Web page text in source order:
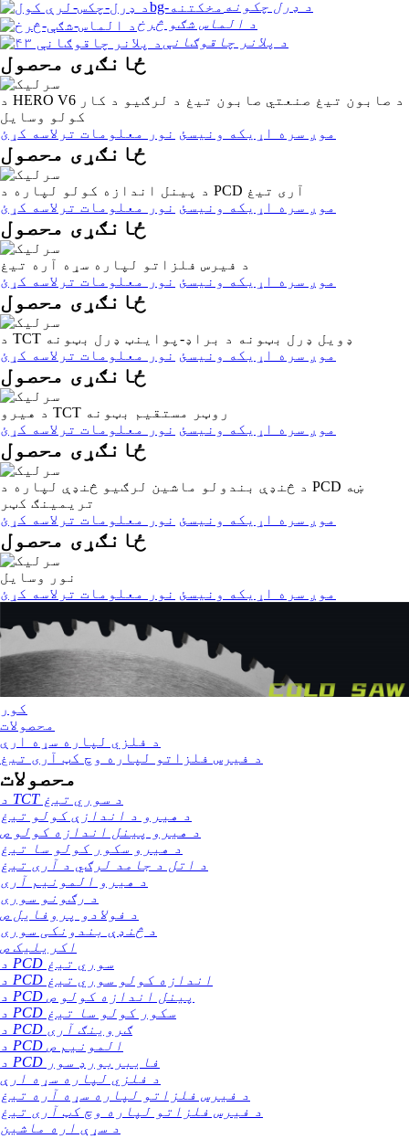
د ډرل چکونه
د الماس شګو څرخ
د پلانر چاقوګانې
ځانګړی محصول
د HERO V6 د صابون تیغ ​​صنعتي صابون تیغ ​​د لرګیو د کار
کولو وسایل
موږ سره اړیکه ونیسئ نور معلومات ترلاسه کړئ
ځانګړی محصول
د پینل اندازه کولو لپاره د PCD آری تیغ
موږ سره اړیکه ونیسئ نور معلومات ترلاسه کړئ
ځانګړی محصول
د فیرس فلزاتو لپاره سړه آره تیغ
موږ سره اړیکه ونیسئ نور معلومات ترلاسه کړئ
ځانګړی محصول
د TCT ډویل ډرل بټونه د براډ-پواینټ ډرل بټونه
موږ سره اړیکه ونیسئ نور معلومات ترلاسه کړئ
ځانګړی محصول
د هیرو TCT روټر مستقیم بټونه
موږ سره اړیکه ونیسئ نور معلومات ترلاسه کړئ
ځانګړی محصول
د څنډې بندولو ماشین لرګیو څنډې لپاره د PCD ښه
تریمینګ کټر
موږ سره اړیکه ونیسئ نور معلومات ترلاسه کړئ
ځانګړی محصول
نور وسایل
موږ سره اړیکه ونیسئ نور معلومات ترلاسه کړئ
کور
محصولات
د فلزي لپاره سړه ارې
د فیرس فلزاتو لپاره وچ کټ آری تیغ
محصولات
د TCT د سوري تیغ
د هیرو د اندازې کولو تیغ
د هیرو پینل اندازه کولو ص
د هیرو سکور کولو سا تیغ
د اتل د جامد لرګي د آری تیغ
د هیرو المونیم آری
د رګونو سوری
د فولادو پروفایل ص
د څنډې بندونکی سوری
اکریلیک ص
د PCD سوري تیغ
د PCD اندازه کولو سوري تیغ
د PCD پینل اندازه کولو ص
د PCD سکور کولو سا تیغ
د PCD ګروینګ آری
د PCD المونیم ص
د PCD فایبربورډ سور
د فلزي لپاره سړه ارې
د فیرس فلزاتو لپاره سړه آره تیغ
د فیرس فلزاتو لپاره وچ کټ آری تیغ
د سړې اره ماشین